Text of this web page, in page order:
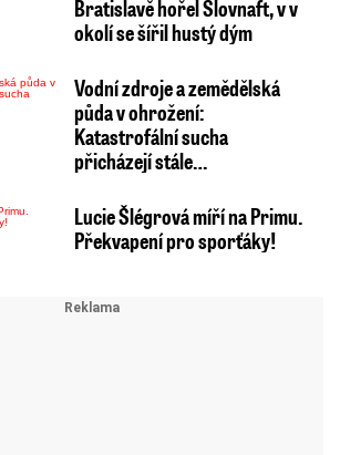
Bratislavě hořel Slovnaft, v v
okolí se šířil hustý dým
Vodní zdroje a zemědělská
půda v ohrožení:
Katastrofální sucha
přicházejí stále…
Lucie Šlégrová míří na Primu.
Překvapení pro sporťáky!